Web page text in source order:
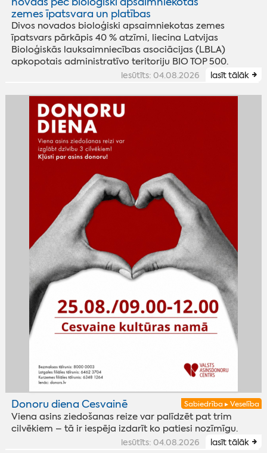
zemes īpatsvara un platības
Divos novados bioloģiski apsaimniekotas zemes
īpatsvars pārkāpis 40 % atzīmi, liecina Latvijas
Bioloģiskās lauksaimniecības asociācijas (LBLA)
apkopotais administratīvo teritoriju BIO TOP 500.
iesūtīts: 04.08.2026 lasīt tālāk
Sabiedrība ▸ Veselība
Donoru diena Cesvainē
Viena asins ziedošanas reize var palīdzēt pat trim
cilvēkiem – tā ir iespēja izdarīt ko patiesi nozīmīgu.
iesūtīts: 04.08.2026 lasīt tālāk